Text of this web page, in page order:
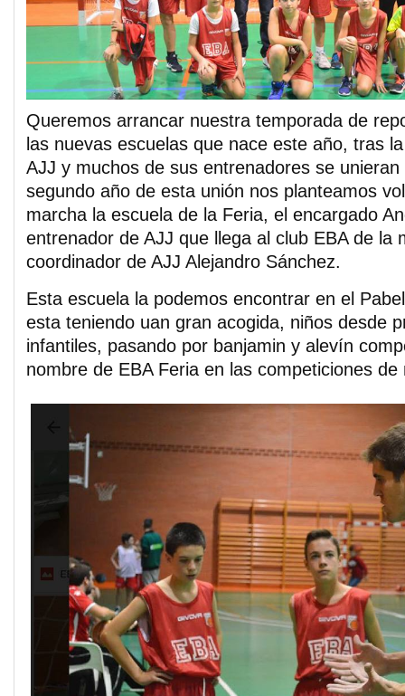
Queremos arrancar nuestra temporada de
las nuevas escuelas que nace este año, tras
AJJ y muchos de sus entrenadores se unieran
segundo año de esta unión nos planteamos
marcha la escuela de la Feria, el encargado
entrenador de AJJ que llega al club EBA de la
coordinador de AJJ Alejandro Sánchez.
Esta escuela la podemos encontrar en el
esta teniendo uan gran acogida, niños desde
infantiles, pasando por banjamin y alevín
nombre de EBA Feria en las competiciones de